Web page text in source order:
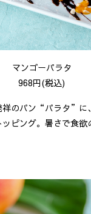
マンゴーパラタ
968円(税込)
祥のパン“パラタ”に
ピング。暑さで食欲